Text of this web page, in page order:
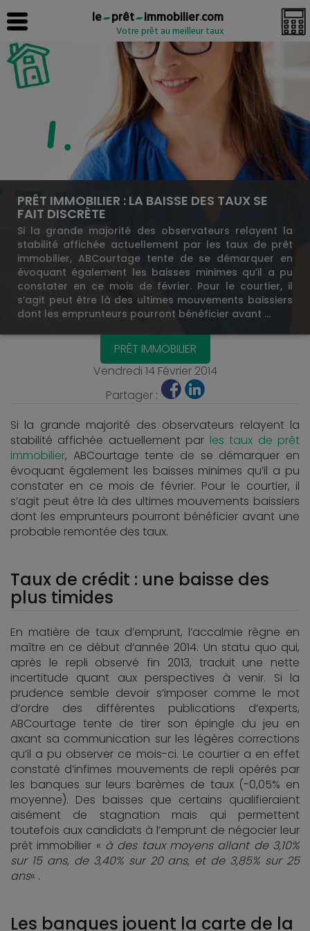
le prêt immobilier.com
Votre prêt au meilleur taux
PRÊT IMMOBILIER : LA BAISSE DES TAUX SE
FAIT DISCRÈTE
Si la grande majorité des observateurs relayent la
stabilité affichée actuellement par les taux de prêt
immobilier, ABCourtage tente de se démarquer en
évoquant également les baisses minimes qu’il a pu
constater en ce mois de février. Pour le courtier, il
s’agit peut être là des ultimes mouvements baissiers
dont les emprunteurs pourront bénéficier avant …
PRÊT IMMOBILIER
Vendredi 14 Février 2014
Partager :
Si la grande majorité des observateurs relayent la
stabilité affichée actuellement par les taux de prêt
immobilier, ABCourtage tente de se démarquer en
évoquant également les baisses minimes qu’il a pu
constater en ce mois de février. Pour le courtier, il
s’agit peut être là des ultimes mouvements baissiers
dont les emprunteurs pourront bénéficier avant une
probable remontée des taux.
Taux de crédit : une baisse des
plus timides
En matière de taux d’emprunt, l’accalmie règne en
maître en ce début d’année 2014. Un statu quo qui,
après le repli observé fin 2013, traduit une nette
incertitude quant aux perspectives à venir. Si la
prudence semble devoir s’imposer comme le mot
d’ordre des différentes publications d’experts,
ABCourtage tente de tirer son épingle du jeu en
axant sa communication sur les légères corrections
qu’il a pu observer ce mois-ci. Le courtier a en effet
constaté d’infimes mouvements de repli opérés par
les banques sur leurs barèmes de taux (-0,05% en
moyenne). Des baisses que certains qualifieraient
aisément de stagnation mais qui permettent
toutefois aux candidats à l’emprunt de négocier leur
prêt immobilier « à des taux moyens allant de 3,10%
sur 15 ans, de 3,40% sur 20 ans, et de 3,85% sur 25
ans« .
Les banques jouent la carte de la